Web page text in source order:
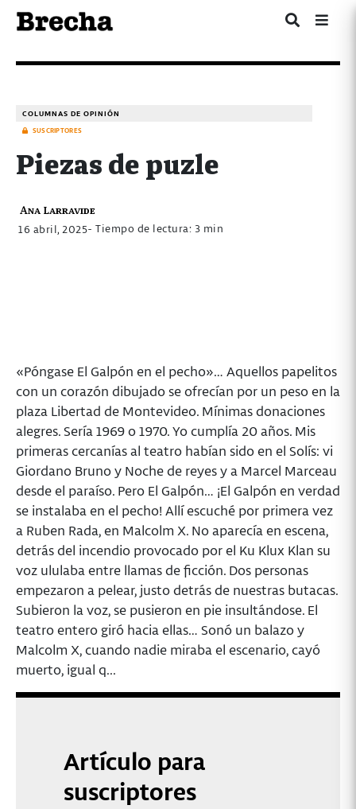
COLUMNAS DE OPINIÓN
SUSCRIPTORES
Piezas de puzle
Ana Larravide
16 abril, 2025- Tiempo de lectura: 3 min
«Póngase El Galpón en el pecho»… Aquellos papelitos
con un corazón dibujado se ofrecían por un peso en la
plaza Libertad de Montevideo. Mínimas donaciones
alegres. Sería 1969 o 1970. Yo cumplía 20 años. Mis
primeras cercanías al teatro habían sido en el Solís: vi
Giordano Bruno y Noche de reyes y a Marcel Marceau
desde el paraíso. Pero El Galpón… ¡El Galpón en verdad
se instalaba en el pecho! Allí escuché por primera vez
a Ruben Rada, en Malcolm X. No aparecía en escena,
detrás del incendio provocado por el Ku Klux Klan su
voz ululaba entre llamas de ficción. Dos personas
empezaron a pelear, justo detrás de nuestras butacas.
Subieron la voz, se pusieron en pie insultándose. El
teatro entero giró hacia ellas… Sonó un balazo y
Malcolm X, cuando nadie miraba el escenario, cayó
muerto, igual q...
Artículo para
suscriptores